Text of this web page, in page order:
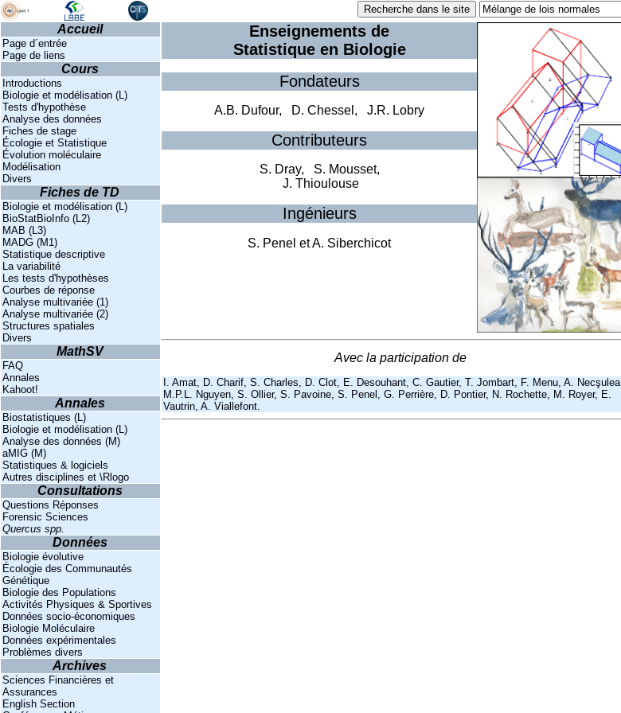
Accueil
Page d´entrée
Page de liens
Cours
Introductions
Biologie et modélisation (L)
Tests d'hypothèse
Analyse des données
Fiches de stage
Écologie et Statistique
Évolution moléculaire
Modélisation
Divers
Fiches de TD
Biologie et modélisation (L)
BioStatBioInfo (L2)
MAB (L3)
MADG (M1)
Statistique descriptive
La variabilité
Les tests d'hypothèses
Courbes de réponse
Analyse multivariée (1)
Analyse multivariée (2)
Structures spatiales
Divers
MathSV
FAQ
Annales
Kahoot!
Annales
Biostatistiques (L)
Biologie et modélisation (L)
Analyse des données (M)
aMIG (M)
Statistiques & logiciels
Autres disciplines et \Rlogo
Consultations
Questions Réponses
Forensic Sciences
Quercus spp.
Données
Biologie évolutive
Écologie des Communautés
Génétique
Biologie des Populations
Activités Physiques & Sportives
Données socio-économiques
Biologie Moléculaire
Données expérimentales
Problèmes divers
Archives
Sciences Financières et
Assurances
English Section
Enseignements de
Statistique en Biologie
Fondateurs
A.B. Dufour, D. Chessel, J.R. Lobry
Contributeurs
S. Dray,
S. Mousset,
J. Thioulouse
Ingénieurs
S. Penel etA. Siberchicot
Avec la participation de
I. Amat, D. Charif, S. Charles, D. Clot, E. Desouhant, C. Gautier, T. Jombart, F. Menu, A. Necşulea,
M.P.L. Nguyen, S. Ollier, S. Pavoine, S. Penel, G. Perrière, D. Pontier, N. Rochette, M. Royer, E.
Vautrin, A. Viallefont.